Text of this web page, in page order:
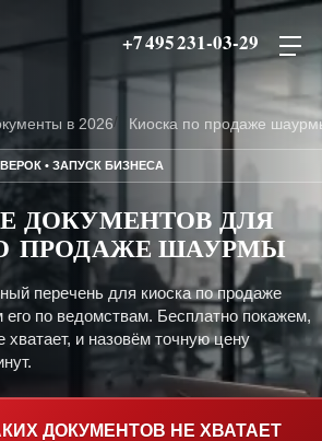
+7 495 231-03-29
в 2026 Киоска по продаже
• ЗАПУСК БИЗНЕСА
ДОКУМЕНТОВ ДЛЯ
ПРОДАЖЕ ШАУРМЫ
перечень для киоска по продаже
по ведомствам. Бесплатно покажем,
хватает, и назовём точную цену
ДОКУМЕНТОВ НЕ ХВАТАЕТ